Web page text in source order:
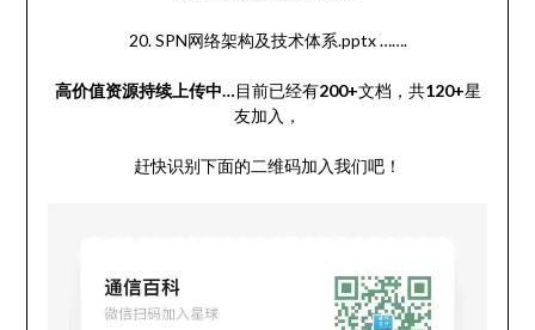
20. SPN网络架构及技术体系.pptx …….
高价值资源持续上传中…目前已经有200+文档，共120+星
友加入，
赶快识别下面的二维码加入我们吧！